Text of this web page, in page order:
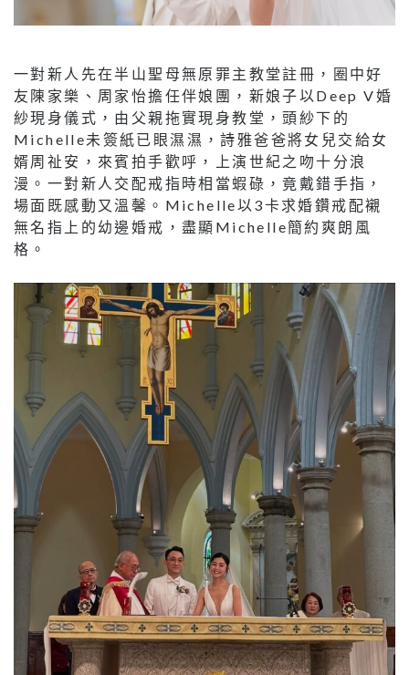
一對新人先在半山聖母無原罪主教堂註冊，圈中好
友陳家樂、周家怡擔任伴娘團，新娘子以Deep V婚
紗現身儀式，由父親拖實現身教堂，頭紗下的
Michelle未簽紙已眼濕濕，詩雅爸爸將女兒交給女
婿周祉安，來賓拍手歡呼，上演世紀之吻十分浪
漫。一對新人交配戒指時相當蝦碌，竟戴錯手指，
場面既感動又溫馨。Michelle以3卡求婚鑽戒配襯
無名指上的幼邊婚戒，盡顯Michelle簡約爽朗風
格。